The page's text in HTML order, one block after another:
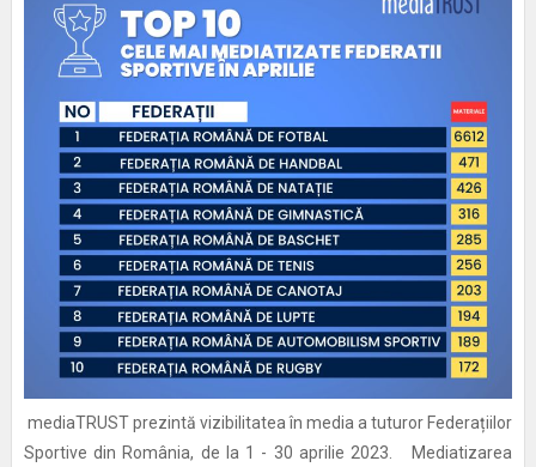
mediaTRUST prezintă vizibilitatea în media a tuturor Federațiilor
Sportive din România, de la 1 - 30 aprilie 2023. Mediatizarea